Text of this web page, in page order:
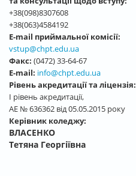
+38(098)8307608
+38(063)4584192
E-mail приймальної комісії:
vstup@chpt.edu.ua
Факс: (0472) 33-64-67
E-mail: info@chpt.edu.ua
Рівень акредитації та ліцензія:
І рівень акредитації,
АЕ № 636362 від 05.05.2015 року
Керівник коледжу:
ВЛАСЕНКО
Тетяна Георгіївна